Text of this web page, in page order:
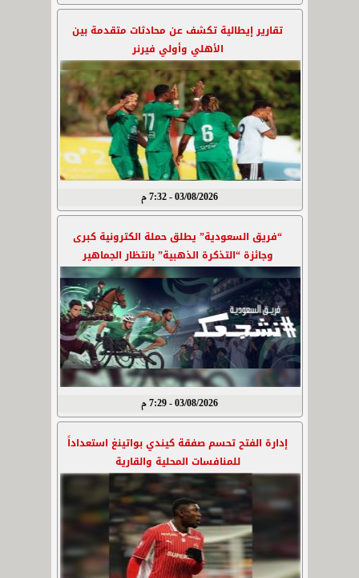
تقارير إيطالية تكشف عن محادثات متقدمة بين
الأهلي وأولي فيرنر
03/08/2026 - 7:32 م
“فريق السعودية” يطلق حملة الكترونية كبرى
وجائزة “التذكرة الذهبية” بانتظار الجماهير
03/08/2026 - 7:29 م
إدارة الفتح تحسم صفقة كيندي بواتينغ استعداداً
للمنافسات المحلية والقارية